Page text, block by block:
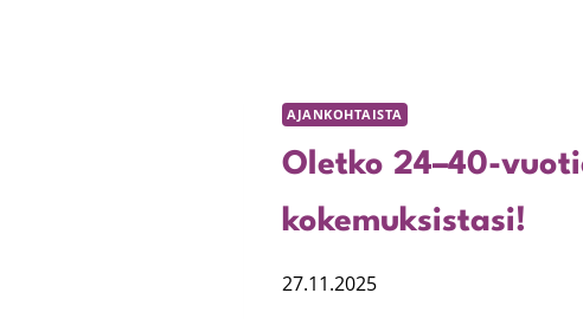
AJANKOHTAISTA
Oletko 24–40-
kokemuksistasi!
27.11.2025